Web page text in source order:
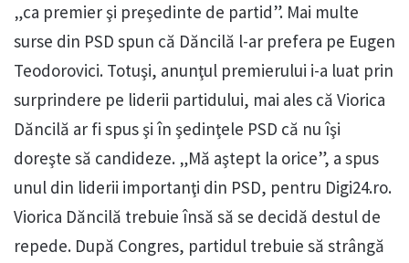
„ca premier şi preşedinte de partid”. Mai multe
surse din PSD spun că Dăncilă l-ar prefera pe Eugen
Teodorovici. Totuşi, anunţul premierului i-a luat prin
surprindere pe liderii partidului, mai ales că Viorica
Dăncilă ar fi spus şi în şedinţele PSD că nu îşi
doreşte să candideze. „Mă aştept la orice”, a spus
unul din liderii importanţi din PSD, pentru Digi24.ro.
Viorica Dăncilă trebuie însă să se decidă destul de
repede. După Congres, partidul trebuie să strângă